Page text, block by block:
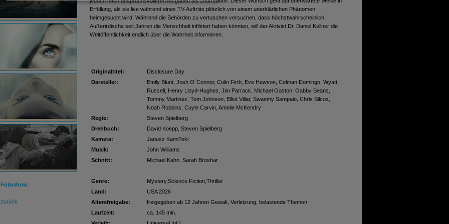
Fotoshow
Erfüllung, als sie live während eines TV-Auftritts plötzlich von einem unerklärlichen Phänomen
heimgesucht wird. Während die Behörden zu vertuschen versuchen, dass höchstwahrscheinlich
Außerirdische seit Jahren die Menschheit infiltriert haben könnten, will der Aktivist Dr. Daniel Kellner die
Weltöffentlichkeit endlich über die Wahrheit informieren.
Originaltitel:
Disclosure Day
Darsteller:
Emily Blunt, Josh O´Connor, Colin Firth, Eve Hewson, Colman Domingo, Wyatt
Russell, Henry Lloyd-Hughes, Jim Parrack, Michael Gaston, Gabby Beans,
Tommy Martinez, Tom Johnson, Elliot Villar, Swanmy Sampaio, Chris Silcox,
Noah Robbins, Cuyle Carvin, Amelie McKendry
Regie:
Steven Spielberg
Drehbuch:
David Koepp, Steven Spielberg
Kamera:
Janusz Kami?ski
Musik:
John Williams
Schnitt:
Michael Kahn, Sarah Broshar
Genre:
Mystery,Science Fiction,Thriller
Land:
USA 2026
Altersfreigabe:
freigegeben ab 12 Jahren Gewalt, Verletzung, belastende Themen
Laufzeit:
ca. 145 min.